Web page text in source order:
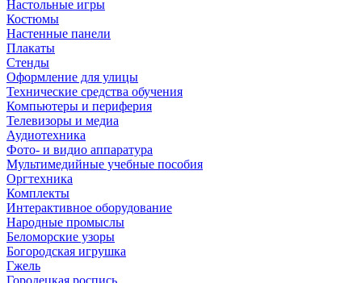
Настольные игры
Костюмы
Настенные панели
Плакаты
Стенды
Оформление для улицы
Технические средства обучения
Компьютеры и периферия
Телевизоры и медиа
Аудиотехника
Фото- и видио аппаратура
Мультимедийные учебные пособия
Оргтехника
Комплекты
Интерактивное оборудование
Народные промыслы
Беломорские узоры
Богородская игрушка
Гжель
Городецкая роспись